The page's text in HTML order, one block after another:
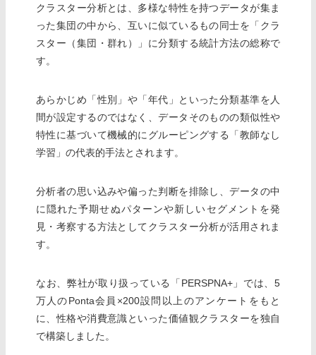
クラスター分析とは、多様な特性を持つデータが集ま
った集団の中から、互いに似ているもの同士を「クラ
スター（集団・群れ）」に分類する統計方法の総称で
す。
あらかじめ「性別」や「年代」といった分類基準を人
間が設定するのではなく、データそのものの類似性や
特性に基づいて機械的にグルーピングする「教師なし
学習」の代表的手法とされます。
分析者の思い込みや偏った判断を排除し、データの中
に隠れた予期せぬパターンや新しいセグメントを発
見・考察する方法としてクラスター分析が活用されま
す。
なお、弊社が取り扱っている「PERSPNA+」では、5
万人のPonta会員×200設問以上のアンケートをもと
に、性格や消費意識といった価値観クラスターを独自
で構築しました。